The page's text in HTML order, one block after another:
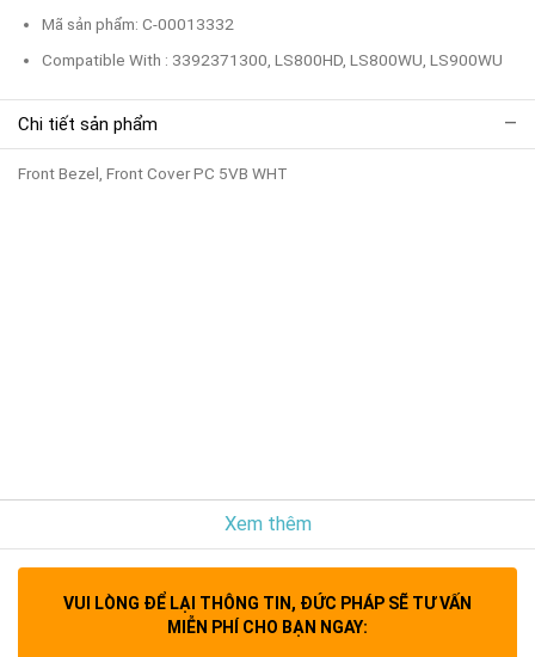
Mã sản phẩm: C-00013332
Compatible With : 3392371300, LS800HD, LS800WU, LS900WU
Chi tiết sản phẩm
Front Bezel, Front Cover PC 5VB WHT
Xem thêm
VUI LÒNG ĐỂ LẠI THÔNG TIN, ĐỨC PHÁP SẼ TƯ VẤN
MIỄN PHÍ CHO BẠN NGAY: